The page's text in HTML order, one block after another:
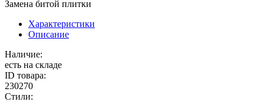
Замена битой плитки
Характеристики
Описание
Наличие:
есть на складе
ID товара:
230270
Стили: